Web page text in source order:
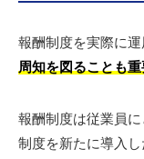
報酬制度を実際に運
周知を図ることも重
報酬制度は従業員
制度を新たに導入